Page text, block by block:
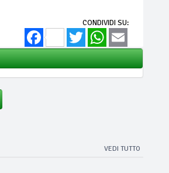
CONDIVIDI SU:
FacebookTwitter WhatsApp
VEDI TUTTO